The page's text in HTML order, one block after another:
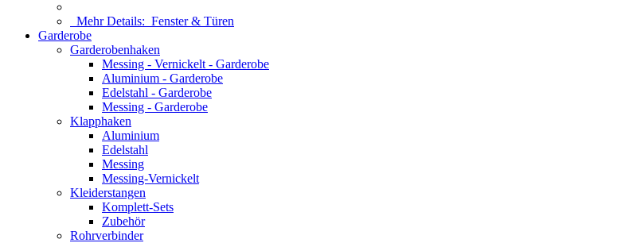
Mehr Details: Fenster & Türen
Garderobe
Garderobenhaken
Messing - Vernickelt - Garderobe
Aluminium - Garderobe
Edelstahl - Garderobe
Messing - Garderobe
Klapphaken
Aluminium
Edelstahl
Messing
Messing-Vernickelt
Kleiderstangen
Komplett-Sets
Zubehör
Rohrverbinder